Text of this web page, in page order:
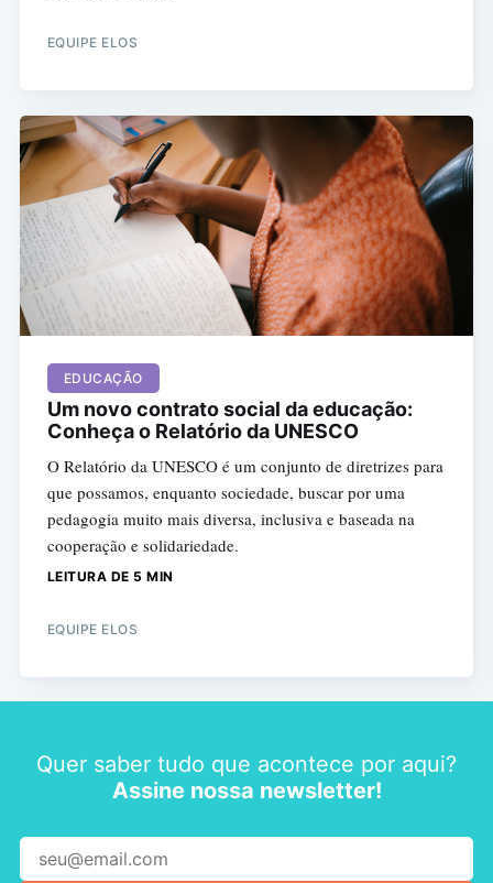
EQUIPE ELOS
EDUCAÇÃO
Um novo contrato social da educação:
Conheça o Relatório da UNESCO
O Relatório da UNESCO é um conjunto de diretrizes para
que possamos, enquanto sociedade, buscar por uma
pedagogia muito mais diversa, inclusiva e baseada na
cooperação e solidariedade.
LEITURA DE 5 MIN
EQUIPE ELOS
Quer saber tudo que acontece por aqui?
Assine nossa newsletter!